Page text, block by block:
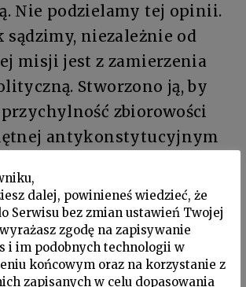
Nie podzielamy tej opinii.
niezależnie od
misji jest z zamierzenia
Stworzono ją, by
zbiorowości
antykonstytucyjnym
obywatela. Od powstania w
roku instytut ten miał
w środowisku
postawa SPP zmienia
dalej, powinieneś wiedzieć, że
Serwisu bez zmian ustawień Twojej
zgodę na zapisywanie
i im podobnych technologii w
końcowym oraz na korzystanie z
zapisanych w celu dopasowania